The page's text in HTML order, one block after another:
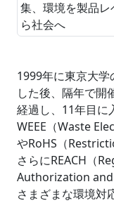
1999年に東京大
した後、隔年で開
経過し、11年目に
WEEE（Waste
やRoHS（
さらにREACH（
Authorization and
さまざまな環境対